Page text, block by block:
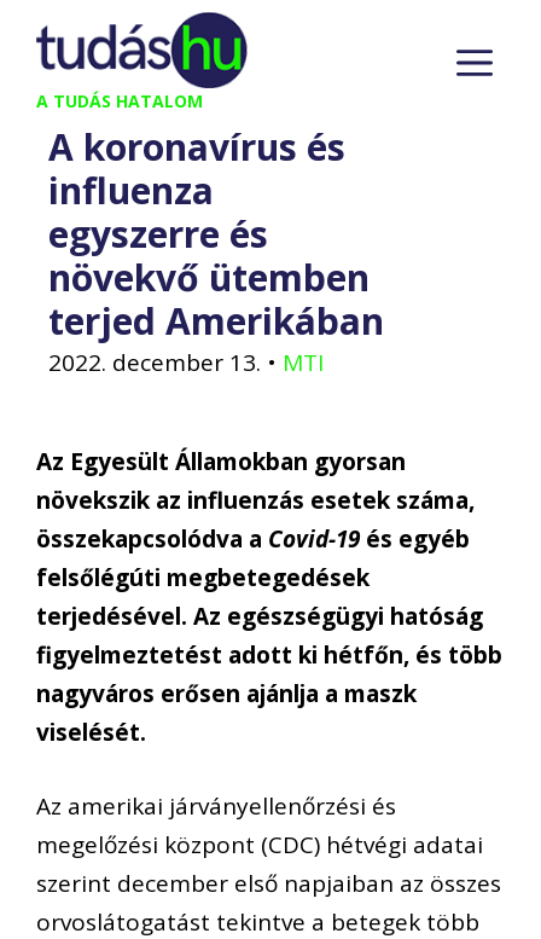
Kilépés
tartalomba
A TUDÁS HATALOM
A koronavírus és
influenza
egyszerre és
növekvő ütemben
terjed Amerikában
2022. december 13. • MTI
Az Egyesült Államokban gyorsan
növekszik az influenzás esetek száma,
összekapcsolódva a Covid-19és egyéb
felsőlégúti megbetegedések
terjedésével. Az egészségügyi hatóság
figyelmeztetést adott ki hétfőn, és több
nagyváros erősen ajánlja a maszk
viselését.
Az amerikai járványellenőrzési és
megelőzési központ (CDC) hétvégi adatai
szerint december első napjaiban az összes
orvoslátogatást tekintve a betegek több